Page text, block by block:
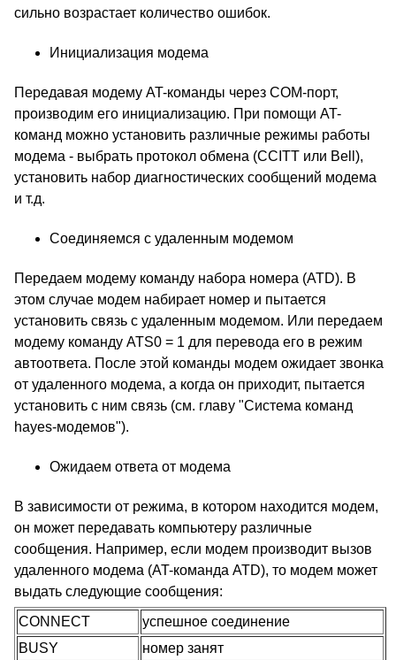
сильно возрастает количество ошибок.
Инициализация модема
Передавая модему AT-команды через COM-порт,
производим его инициализацию. При помощи AT-
команд можно установить различные режимы работы
модема - выбрать протокол обмена (CCITT или Bell),
установить набор диагностических сообщений модема
и т.д.
Соединяемся с удаленным модемом
Передаем модему команду набора номера (ATD). В
этом случае модем набирает номер и пытается
установить связь с удаленным модемом. Или передаем
модему команду ATS0 = 1 для перевода его в режим
автоответа. После этой команды модем ожидает звонка
от удаленного модема, а когда он приходит, пытается
установить с ним связь (см. главу "Система команд
hayes-модемов").
Ожидаем ответа от модема
В зависимости от режима, в котором находится модем,
он может передавать компьютеру различные
сообщения. Например, если модем производит вызов
удаленного модема (AT-команда ATD), то модем может
выдать следующие сообщения:
CONNECT
успешное соединение
BUSY
номер занят